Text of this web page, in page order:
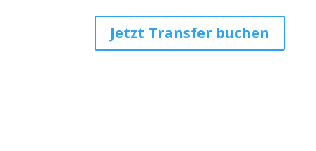
Jetzt Transfer buchen